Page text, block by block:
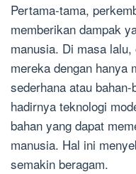
Pertama-tama,
memberikan dampak
manusia. Di masa
mereka dengan hanya
sederhana atau
hadirnya teknologi
bahan yang dapat
manusia. Hal ini
semakin beragam.